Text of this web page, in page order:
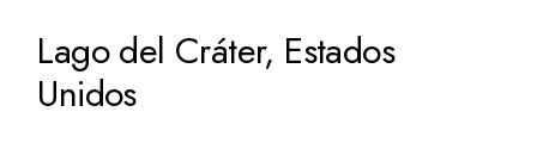
Lago del Cráter, Estados
Unidos